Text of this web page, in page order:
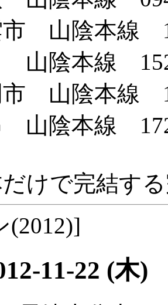
市 山陰本線
山陰本線
市 山陰本線
山陰本線
けで完結す
(2012)]
11-22 (木)